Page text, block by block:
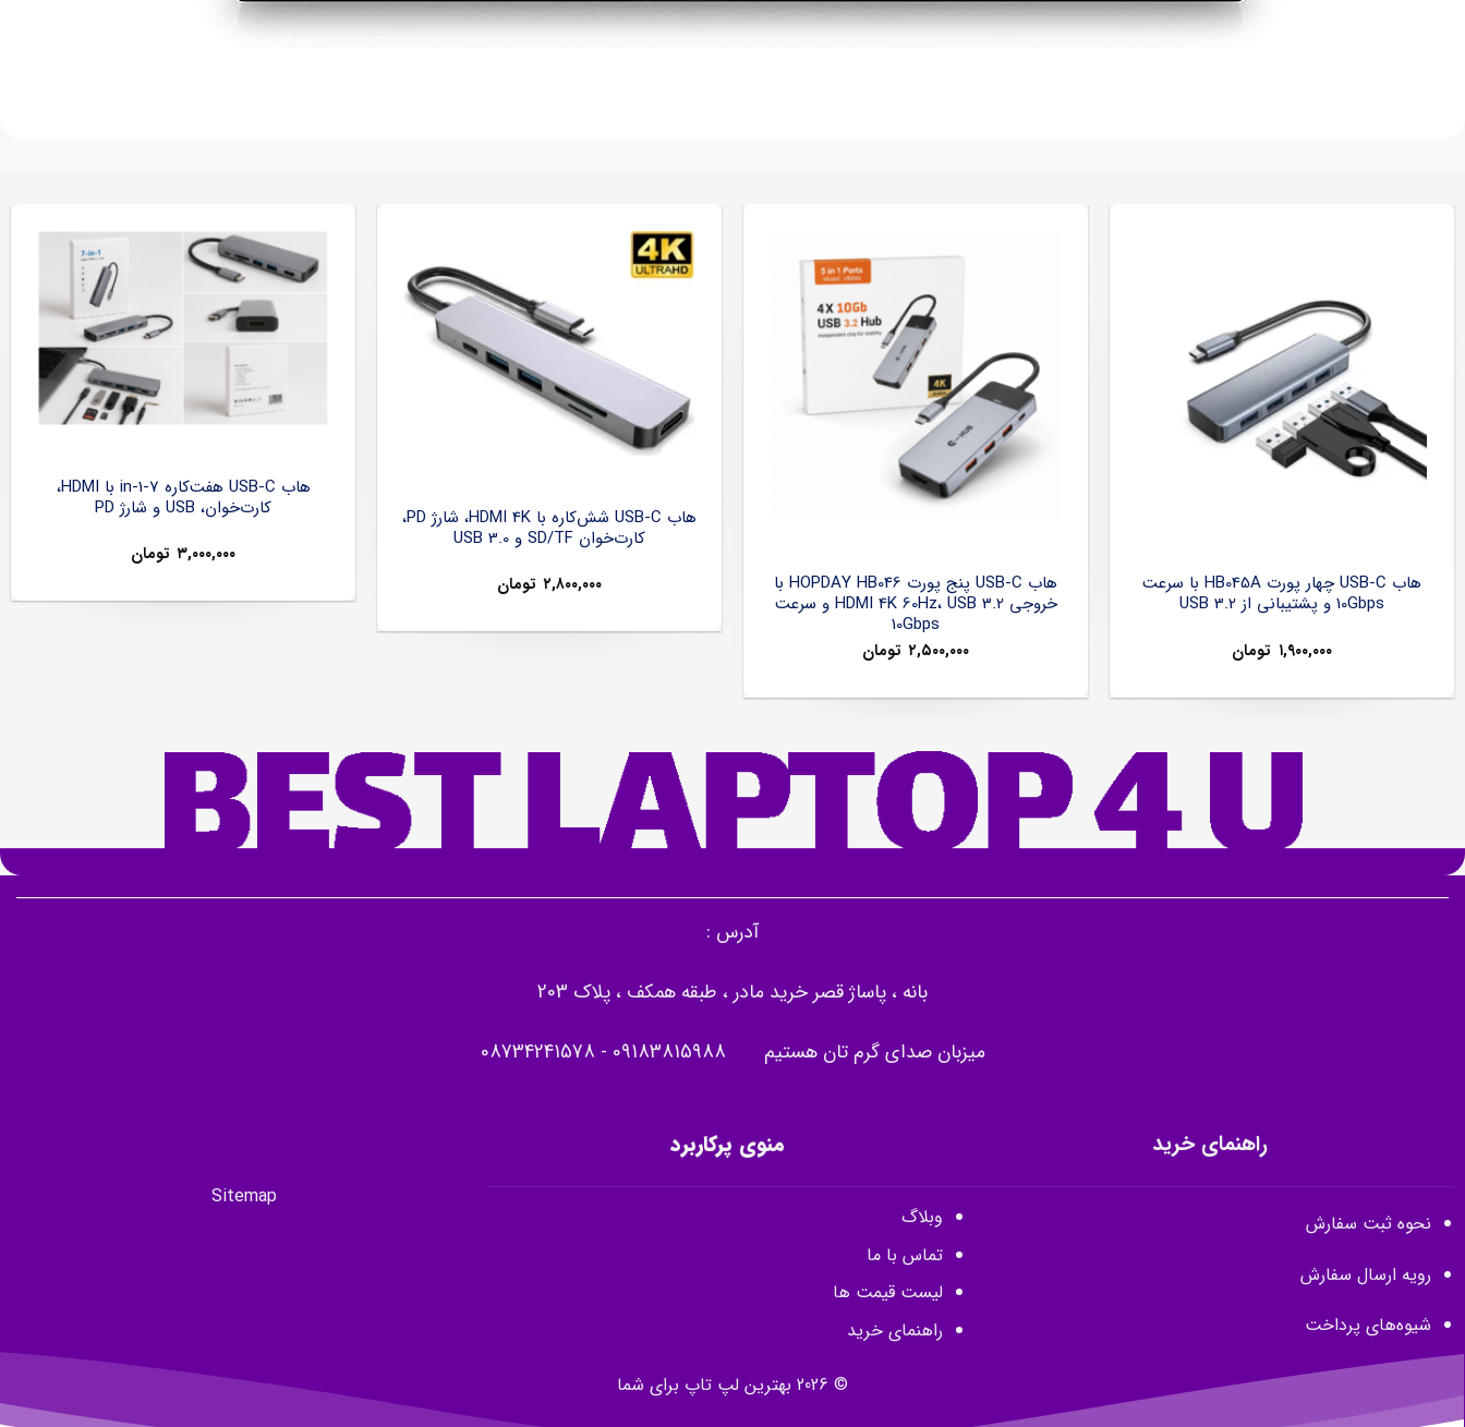
هاب USB-C چهار پورت HB045A با سرعت
10Gbps و پشتیبانی از USB 3.2
۱,۹۰۰,۰۰۰ تومان
هاب USB-C پنج پورت HOPDAY HB046 با
خروجی HDMI 4K 60Hz، USB 3.2 و سرعت
10Gbps
۲,۵۰۰,۰۰۰ تومان
هاب USB-C شش‌کاره با HDMI 4K، شارژ PD،
کارت‌خوان SD/TF و USB 3.0
۲,۸۰۰,۰۰۰ تومان
هاب USB-C هفت‌کاره 7-in-1 با HDMI،
کارت‌خوان، USB و شارژ PD
۳,۰۰۰,۰۰۰ تومان
آدرس :
بانه ، پاساژ قصر خرید مادر ، طبقه همکف ، پلاک 203
میزبان صدای گرم تان هستیم 09183815988
-
08734241578
راهنمای خرید
نحوه ثبت سفارش
رویه ارسال سفارش
شیوه‌های پرداخت
منوی پرکاربرد
وبلاگ
تماس با ما
لیست قیمت ها
راهنمای خرید
Sitemap
© 2026 بهترین لپ تاپ برای شما